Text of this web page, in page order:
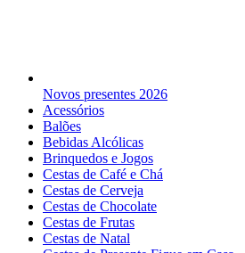
Novos presentes 2026
Acessórios
Balões
Bebidas Alcólicas
Brinquedos e Jogos
Cestas de Café e Chá
Cestas de Cerveja
Cestas de Chocolate
Cestas de Frutas
Cestas de Natal